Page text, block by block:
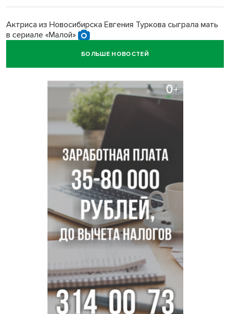
Актриса из Новосибирска Евгения Туркова сыграла мать
в сериале «Малой»
Трех туберкулезников под конвоем доставили в
В Новосибирске курьер на велосипеде сломал ребенку
Условный срок получил бердский подросток за
мошенничество на 3,5 миллиона
Под Новосибирском рыбак случайно поймал осетра за
полмиллиона рублей
БОЛЬШЕ НОВОСТЕЙ